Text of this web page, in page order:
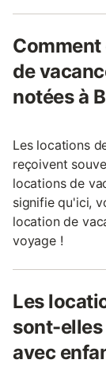
de
notées à
Les locations
reçoivent
locations de
signifie qu'ici,
location de
voyage !
Les
sont-elles
avec